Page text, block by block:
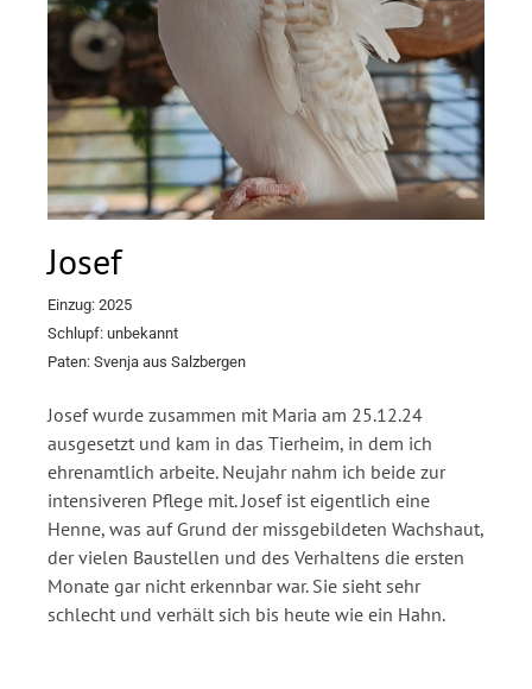
Josef
Einzug: 2025
Schlupf: unbekannt
Paten: Svenja aus Salzbergen
Josef wurde zusammen mit Maria am 25.12.24
ausgesetzt und kam in das Tierheim, in dem ich
ehrenamtlich arbeite. Neujahr nahm ich beide zur
intensiveren Pflege mit. Josef ist eigentlich eine
Henne, was auf Grund der missgebildeten Wachshaut,
der vielen Baustellen und des Verhaltens die ersten
Monate gar nicht erkennbar war. Sie sieht sehr
schlecht und verhält sich bis heute wie ein Hahn.